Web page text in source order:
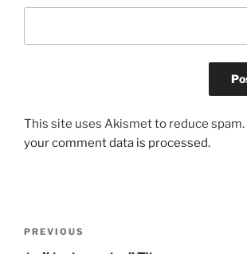
This site uses Akismet to reduce spam.
your comment data is processed.
Previous
PREVIOUS